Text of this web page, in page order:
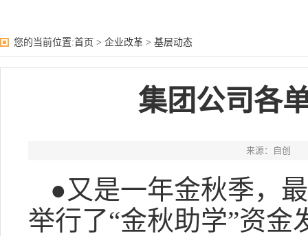
您的当前位置:首页 > 企业改革 > 基层动态
集团公司各
来源：自创
●又是一年金秋季，
举行了“金秋助学”资